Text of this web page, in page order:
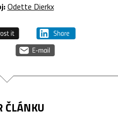
Odette Dierkx
ČLÁNKU